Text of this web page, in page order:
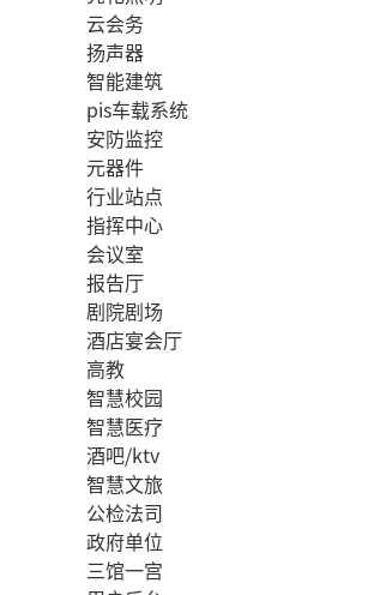
云会务
扬声器
智能建筑
pis车载系统
安防监控
元器件
行业站点
指挥中心
会议室
报告厅
剧院剧场
酒店宴会厅
高教
智慧校园
智慧医疗
酒吧/ktv
智慧文旅
公检法司
政府单位
三馆一宫